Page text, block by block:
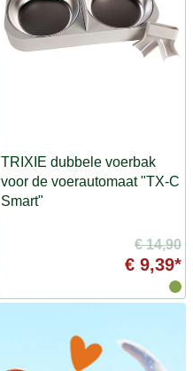
TRIXIE dubbele voerbak
voor de voerautomaat "TX-C
Smart"
€ 14,90
€ 9,39*